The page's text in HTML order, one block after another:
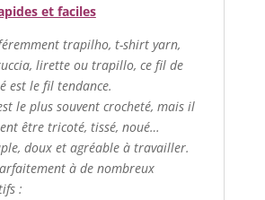
et faciles
trapilho, t-shirt yarn,
lirette ou trapillo, ce fil de
est le fil tendance.
le plus souvent crocheté, mais il
être tricoté, tissé, noué…
doux et agréable à travailler.
à de nombreux
: